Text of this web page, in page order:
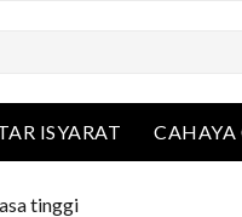
ISYARAT CAHAYA
tinggi